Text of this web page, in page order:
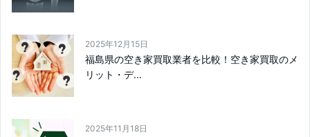
2025年12月15日
福島県の空き家買取業者を比較！空き家買取のメ
リット・デ...
2025年11月18日